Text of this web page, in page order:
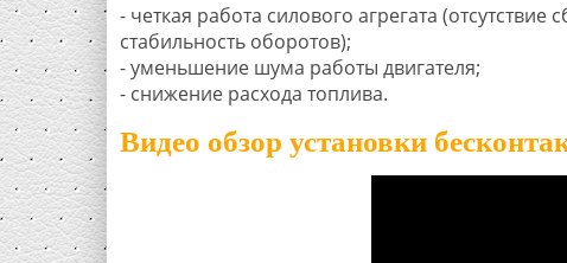
- четкая работа силового агрегата
стабильность оборотов);
- уменьшение шума работы двигателя;
- снижение расхода топлива.
Видео обзор установки